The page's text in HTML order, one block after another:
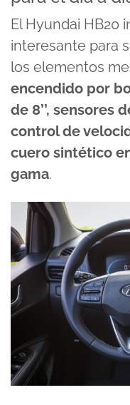
El Hyundai HB20
interesante para
los elementos
encendido por
de 8’’, sensores
control de
cuero sintético
gama.